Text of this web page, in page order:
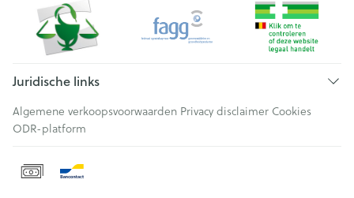
Juridische links
Algemene verkoopsvoorwaarden Privacy disclaimer Cookies
ODR-platform